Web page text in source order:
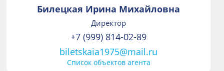
Билецкая Ирина Михайловна
Директор
+7 (999) 814-02-89
biletskaia1975@mail.ru
Список объектов агента